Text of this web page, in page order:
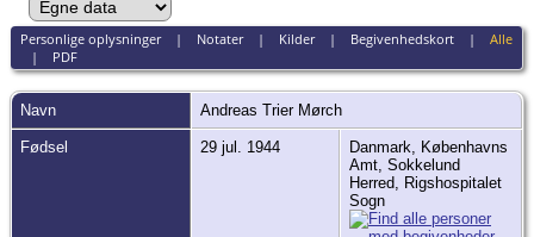
Personlige oplysninger| Notater| Kilder| Begivenhedskort| Alle
| PDF
Navn Andreas Trier Mørch
Fødsel 29 jul. 1944
Danmark, Københavns
Amt, Sokkelund
Herred, Rigshospitalet
Sogn